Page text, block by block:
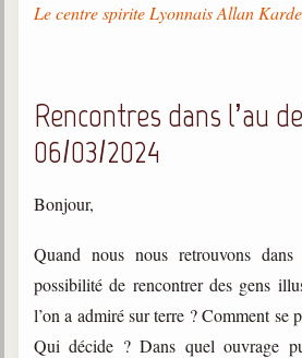
Le centre spirite Lyonnais Allan
Rencontres dans l’au
06/03/2024
Bonjour,
Quand nous nous retrouvons
possibilité de rencontrer des gens
l’on a admiré sur terre ? Comment se
Qui décide ? Dans quel ouvrage